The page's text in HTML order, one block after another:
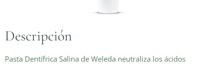
Descripción
Pasta Dentífrica Salina de Weleda neutraliza los ácidos